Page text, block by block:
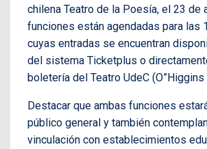
chilena Teatro de la Poesía, el 23 de
funciones están agendadas para las
cuyas entradas se encuentran
del sistema Ticketplus o
boletería del Teatro UdeC (O”Higgins
Destacar que ambas funciones
público general y también
vinculación con establecimientos